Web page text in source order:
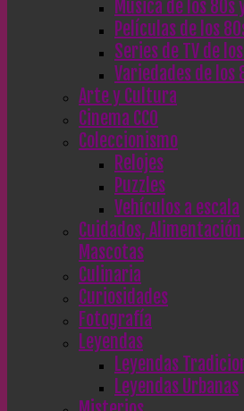
Música de los 80s
Películas de los
Series de TV de
Variedades de los
Arte y Cultura
Cinema CC0
Coleccionismo
Relojes
Puzzles
Vehículos a escala
Cuidados,
Mascotas
Culinaria
Curiosidades
Fotografía
Leyendas
Leyendas
Leyendas Urbanas